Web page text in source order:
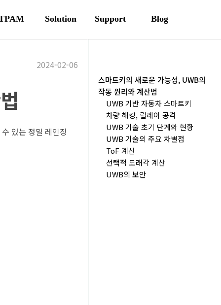
Solution Support Blog
2024-02-06
있는 정밀 레인징
스마트키의 새로운 가능성, UWB의
작동 원리와 계산법
UWB 기반 자동차 스마트키
차량 해킹, 릴레이 공격
UWB 기술 초기 단계와 현황
UWB 기술의 주요 차별점
ToF 계산
선택적 도래각 계산
UWB의 보안